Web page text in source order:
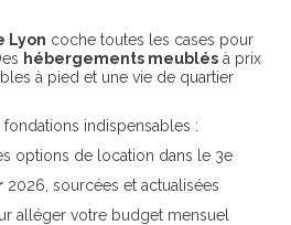
Lyon coche toutes les cases pour
hébergements meublés à prix
à pied et une vie de quartier
indispensables :
options de location dans le 3e
2026, sourcées et actualisées
alléger votre budget mensuel